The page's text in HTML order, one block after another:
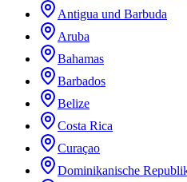
Antigua und Barbuda
Aruba
Bahamas
Barbados
Belize
Costa Rica
Curaçao
Dominikanische